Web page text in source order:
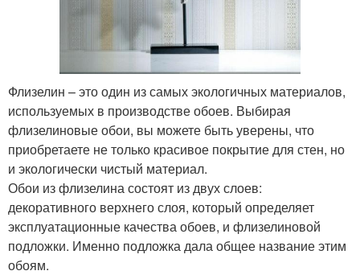
Флизелин – это один из самых экологичных материалов,
используемых в производстве обоев. Выбирая
флизелиновые обои, вы можете быть уверены, что
приобретаете не только красивое покрытие для стен, но
и экологически чистый материал.
Обои из флизелина состоят из двух слоев:
декоративного верхнего слоя, который определяет
эксплуатационные качества обоев, и флизелиновой
подложки. Именно подложка дала общее название этим
обоям.